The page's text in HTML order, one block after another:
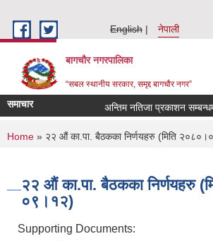
English
नेपाली
बागचौर नगरपालिका
“सबल स्थानीय सरकार, समृद्द बागचौर नगर”
समाचार अन्तिम नतिजा प्रकाशन
You are here
Home » २२ औं का.पा. बैठकका निर्णयहरु (मिति
२२ औं का.पा. बैठकका निर्णयहरु
०९।१२)
Supporting Documents: